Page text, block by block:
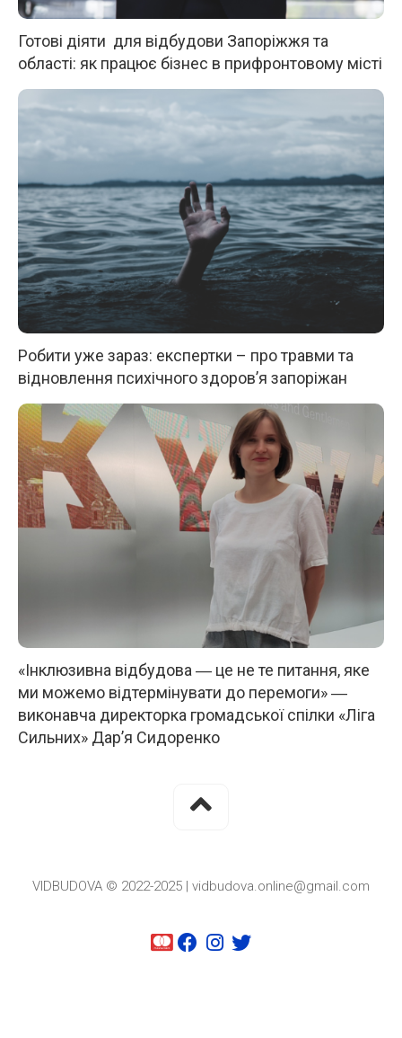
Готові діяти для відбудови Запоріжжя та
області: як працює бізнес в прифронтовому місті
Робити уже зараз: експертки – про травми та
відновлення психічного здоров’я запоріжан
«Інклюзивна відбудова ― це не те питання, яке
ми можемо відтермінувати до перемоги» ―
виконавча директорка громадської спілки «Ліга
Сильних» Дар’я Сидоренко
VIDBUDOVA © 2022-2025 | vidbudova.online@gmail.com